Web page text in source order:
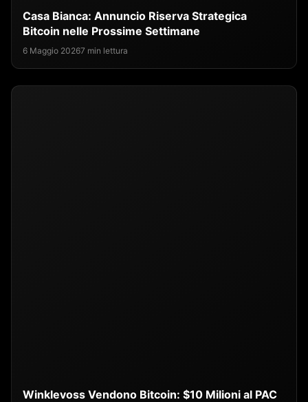
Casa Bianca: Annuncio Riserva Strategica
Bitcoin nelle Prossime Settimane
6 Maggio 20267 min lettura
Winklevoss Vendono Bitcoin: $10 Milioni al PAC